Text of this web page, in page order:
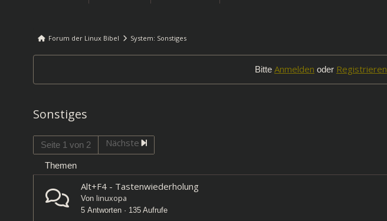
Forum-
Du
hier:
Forum der Linux Bibel System: Sonstiges
Bitte Anmelden oder Registrieren
Sonstiges
Seite 1 von 2 Nächste
Themen
Alt+F4 - Tastenwiederholung
Von linuxopa
5 Antworten · 135 Aufrufe